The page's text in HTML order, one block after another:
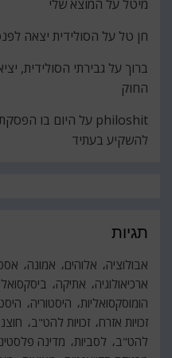
מיטל על המוצא שלי
חן טל על הסולידית יצאה לפנסיה בגיל
ברוך על גבירתי הסולידית,
החוק
philoshit על היום בו
להשקיע בעתיד
תגיות
אבולוציה אלוהים אמונה
ארכיאולוגיה
אתיקה
הומוסקסואליות היסטוריה
זכויות אזרח זכויות להט"ב
להט"ב
לסביות מדינה